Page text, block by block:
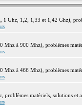
Ghz, 1,2, 1,33 et 1,42 Ghz),
Mhz à 900 Mhz), problèmes
Mhz à 466 Mhz), problèmes
problèmes matériels, solutions et